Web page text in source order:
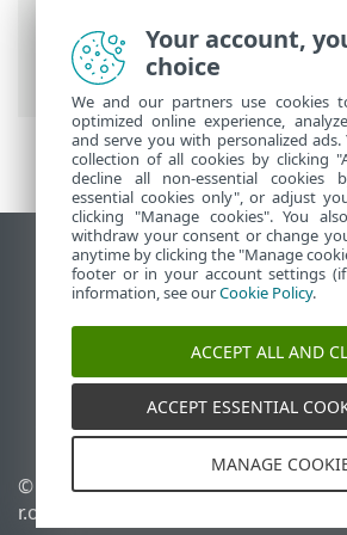
ESET 線上說明>ESET
進階設定
>使用者介面
檢視桌面網站
End of Life
ESET 知識庫
ESET Status Portal
地區設定
© 1992 - 2026 ESET, spol. s
r.o. - 保留所有權利。
Your account,
choice
We and our partners use cookies
optimized online experience,
and serve you with personalized
collection of all cookies by clicking
decline all non-essential cookies
essential cookies only", or adjust
clicking "Manage cookies". You
withdraw your consent or change
anytime by clicking the "Manage
footer or in your account settings
information, see ourCookie Policy.
ACCEPT ALL AND
ACCEPT ESSENTIAL
MANAGE